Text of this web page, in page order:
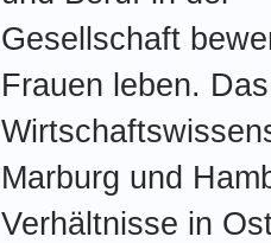
Gesellschaft
Frauen leben.
Marburg und
Verhältnisse in